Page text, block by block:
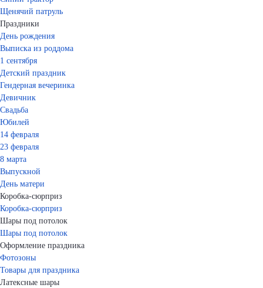
Щенячий патруль
Праздники
День рождения
Выписка из роддома
1 сентября
Детский праздник
Гендерная вечеринка
Девичник
Свадьба
Юбилей
14 февраля
23 февраля
8 марта
Выпускной
День матери
Коробка-сюрприз
Коробка-сюрприз
Шары под потолок
Шары под потолок
Оформление праздника
Фотозоны
Товары для праздника
Латексные шары